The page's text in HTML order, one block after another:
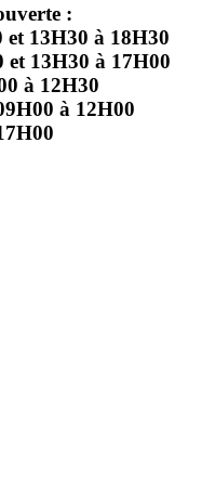
:
13H30 à 18H30
13H30 à 17H00
à 12H30
à 12H00